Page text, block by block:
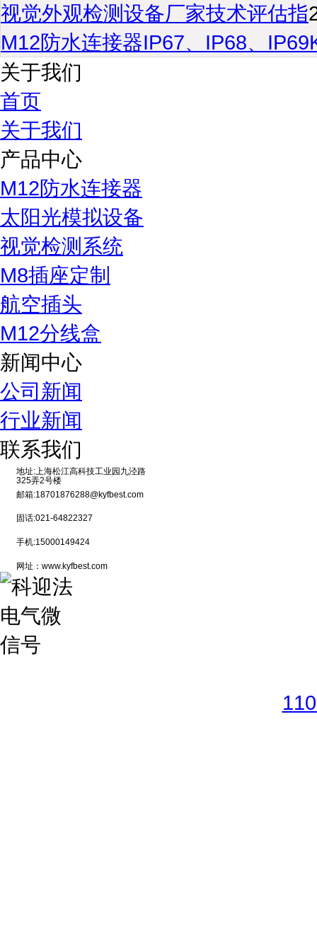
视觉外观检测设备厂家技术评估指
M12防水连接器IP67、IP68、
关于我们
首页
关于我们
产品中心
M12防水连接器
太阳光模拟设备
视觉检测系统
M8插座定制
航空插头
M12分线盒
新闻中心
公司新闻
行业新闻
联系我们
地址:上海松江高科技工业园九泾路
325弄2号楼
邮箱:18701876288@kyfbest.com
固话:021-64822327
手机:15000149424
网址：www.kyfbest.com